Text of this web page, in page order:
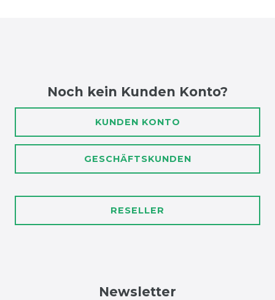
Noch kein Kunden Konto?
KUNDEN KONTO
GESCHÄFTSKUNDEN
RESELLER
Newsletter